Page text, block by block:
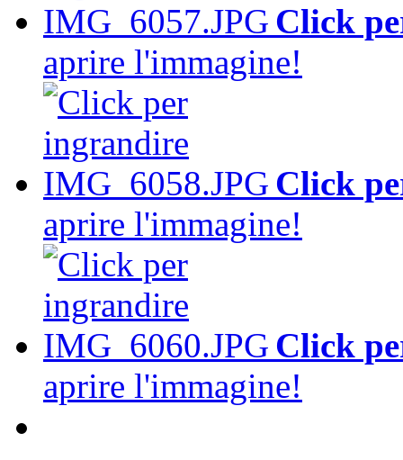
Click
aprire l'immagine!
Click
aprire l'immagine!
Click
aprire l'immagine!